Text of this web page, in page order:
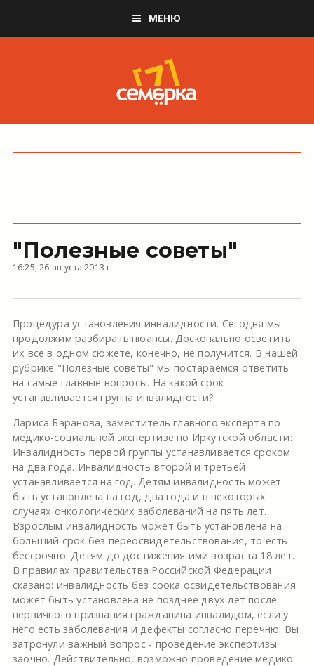
МЕНЮ
"Полезные советы"
16:25, 26 августа 2013 г.
Процедура установления инвалидности. Сегодня мы
продолжим разбирать нюансы. Досконально осветить
их все в одном сюжете, конечно, не получится. В нашей
рубрике "Полезные советы" мы постараемся ответить
на самые главные вопросы. На какой срок
устанавливается группа инвалидности?
Лариса Баранова, заместитель главного эксперта по
медико-социальной экспертизе по Иркутской области:
Инвалидность первой группы устанавливается сроком
на два года. Инвалидность второй и третьей
устанавливается на год. Детям инвалидность может
быть установлена на год, два года и в некоторых
случаях онкологических заболеваний на пять лет.
Взрослым инвалидность может быть установлена на
больший срок без переосвидетельствования, то есть
бессрочно. Детям до достижения ими возраста 18 лет.
В правилах правительства Российской Федерации
сказано: инвалидность без срока освидетельствования
может быть установлена не позднее двух лет после
первичного признания гражданина инвалидом, если у
него есть заболевания и дефекты согласно перечню. Вы
затронули важный вопрос - проведение экспертизы
заочно. Действительно, возможно проведение медико-